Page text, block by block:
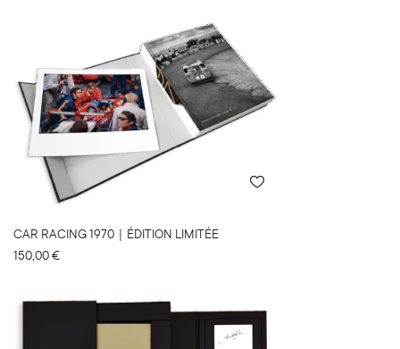
CAR RACING 1970｜ÉDITION LIMITÉE
150,00€